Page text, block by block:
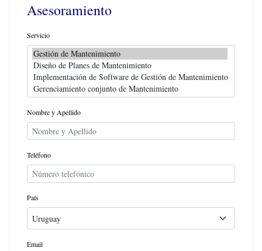
Asesoramiento
Servicio
Nombre y Apellido
Teléfono
País
Email